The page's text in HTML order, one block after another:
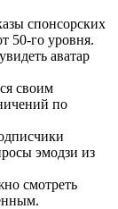
спонсорских
50-го уровня.
аватар
своим
по
эмодзи из
смотреть